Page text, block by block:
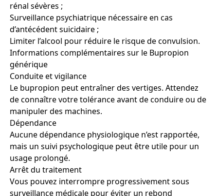
rénal sévères ;
Surveillance psychiatrique nécessaire en cas
d’antécédent suicidaire ;
Limiter l’alcool pour réduire le risque de convulsion.
Informations complémentaires sur le Bupropion
générique
Conduite et vigilance
Le bupropion peut entraîner des vertiges. Attendez
de connaître votre tolérance avant de conduire ou de
manipuler des machines.
Dépendance
Aucune dépendance physiologique n’est rapportée,
mais un suivi psychologique peut être utile pour un
usage prolongé.
Arrêt du traitement
Vous pouvez interrompre progressivement sous
surveillance médicale pour éviter un rebond